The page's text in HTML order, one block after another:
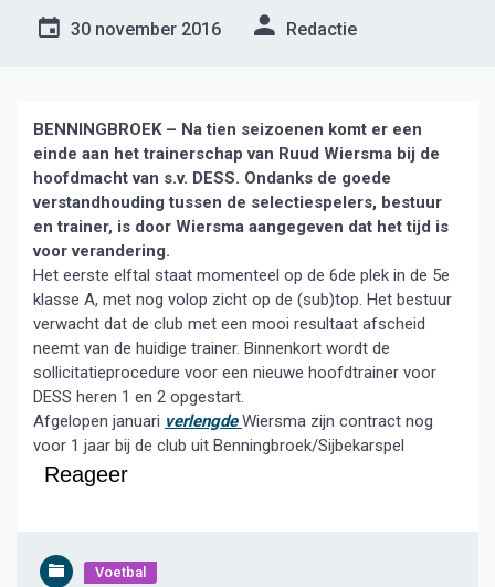
30 november 2016 Redactie
BENNINGBROEK – Na tien seizoenen komt er een
einde aan het trainerschap van Ruud Wiersma bij de
hoofdmacht van s.v. DESS. Ondanks de goede
verstandhoudingtussen de selectiespelers, bestuur
en trainer, is door Wiersma aangegeven dat het tijd is
voor verandering.
Het eerste elftal staat momenteel op de 6de plek in de 5e
klasse A, met nog volop zicht op de (sub)top. Het bestuur
verwacht dat de club met een mooi resultaat afscheid
neemt van de huidige trainer. Binnenkort wordt de
sollicitatieprocedure voor een nieuwe hoofdtrainer voor
DESS heren 1 en 2 opgestart.
Afgelopen januari verlengde Wiersma zijn contract nog
voor 1 jaar bij de club uit Benningbroek/Sijbekarspel
Reageer
Voetbal